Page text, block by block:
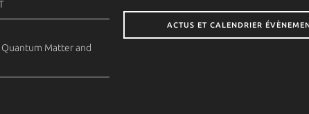
Matter and
ACTUS ET CALENDRIER